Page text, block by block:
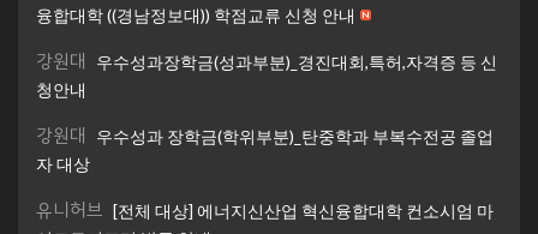
융합대학 ((경남정보대)) 학점교류 신청 안내
강원대
우수성과장학금(성과부분)_경진대회,특허,자격증 등 신
청안내
강원대
우수성과 장학금(학위부분)_탄중학과 부복수전공 졸업
자 대상
유니허브 [전체 대상] 에너지신산업 혁신융합대학 컨소시엄 마